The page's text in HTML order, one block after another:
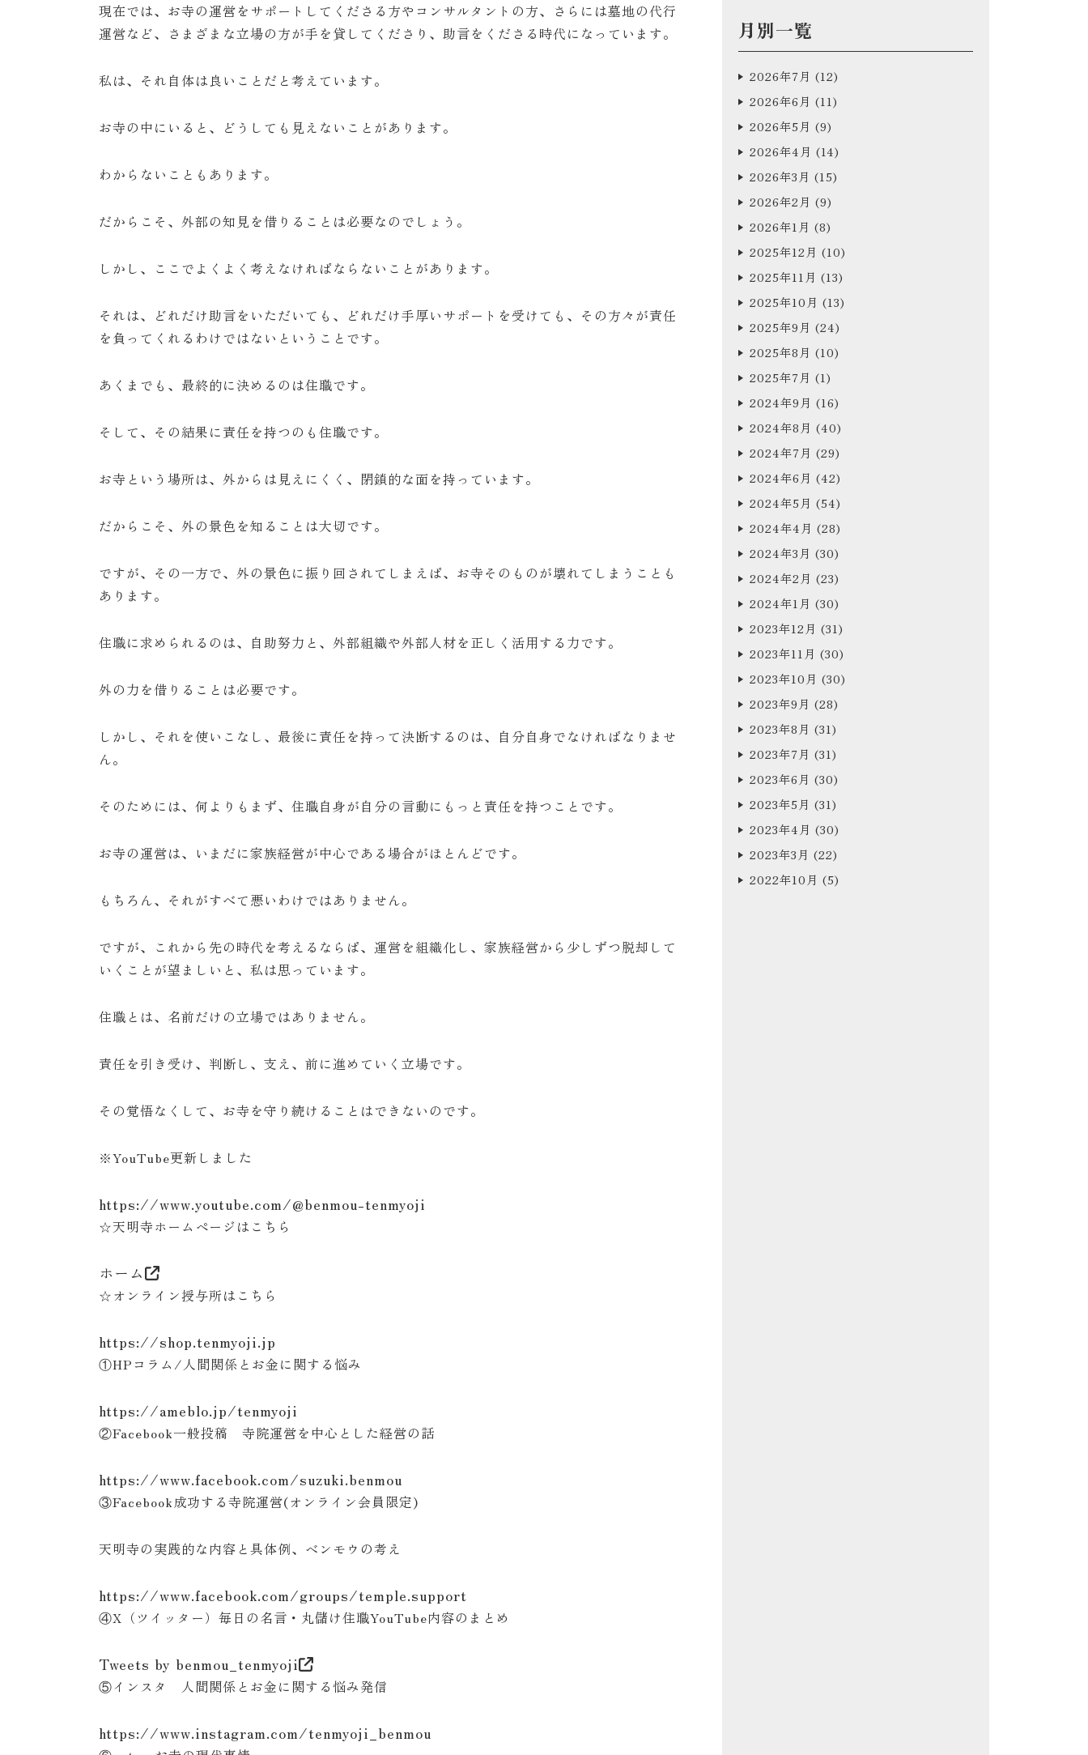
現在では、お寺の運営をサポートしてくださる方やコンサルタントの方、さらには墓地の代行
運営など、さまざまな立場の方が手を貸してくださり、助言をくださる時代になっています。
私は、それ自体は良いことだと考えています。
お寺の中にいると、どうしても見えないことがあります。
わからないこともあります。
だからこそ、外部の知見を借りることは必要なのでしょう。
しかし、ここでよくよく考えなければならないことがあります。
それは、どれだけ助言をいただいても、どれだけ手厚いサポートを受けても、その方々が責任
を負ってくれるわけではないということです。
あくまでも、最終的に決めるのは住職です。
そして、その結果に責任を持つのも住職です。
お寺という場所は、外からは見えにくく、閉鎖的な面を持っています。
だからこそ、外の景色を知ることは大切です。
ですが、その一方で、外の景色に振り回されてしまえば、お寺そのものが壊れてしまうことも
あります。
住職に求められるのは、自助努力と、外部組織や外部人材を正しく活用する力です。
外の力を借りることは必要です。
しかし、それを使いこなし、最後に責任を持って決断するのは、自分自身でなければなりませ
ん。
そのためには、何よりもまず、住職自身が自分の言動にもっと責任を持つことです。
お寺の運営は、いまだに家族経営が中心である場合がほとんどです。
もちろん、それがすべて悪いわけではありません。
ですが、これから先の時代を考えるならば、運営を組織化し、家族経営から少しずつ脱却して
いくことが望ましいと、私は思っています。
住職とは、名前だけの立場ではありません。
責任を引き受け、判断し、支え、前に進めていく立場です。
その覚悟なくして、お寺を守り続けることはできないのです。
※YouTube更新しました
https://www.youtube.com/@benmou-tenmyoji
☆天明寺ホームページはこちら
ホーム
☆オンライン授与所はこちら
https://shop.tenmyoji.jp
①HPコラム/人間関係とお金に関する悩み
https://ameblo.jp/tenmyoji
②Facebook一般投稿 寺院運営を中心とした経営の話
https://www.facebook.com/suzuki.benmou
③Facebook成功する寺院運営(オンライン会員限定)
天明寺の実践的な内容と具体例、ベンモウの考え
https://www.facebook.com/groups/temple.support
④X（ツイッター）毎日の名言・丸儲け住職YouTube内容のまとめ
Tweets by benmou_tenmyoji
⑤インスタ 人間関係とお金に関する悩み発信
https://www.instagram.com/tenmyoji_benmou
月別一覧
2026年7月 (12)
2026年6月 (11)
2026年5月 (9)
2026年4月 (14)
2026年3月 (15)
2026年2月 (9)
2026年1月 (8)
2025年12月 (10)
2025年11月 (13)
2025年10月 (13)
2025年9月 (24)
2025年8月 (10)
2025年7月 (1)
2024年9月 (16)
2024年8月 (40)
2024年7月 (29)
2024年6月 (42)
2024年5月 (54)
2024年4月 (28)
2024年3月 (30)
2024年2月 (23)
2024年1月 (30)
2023年12月 (31)
2023年11月 (30)
2023年10月 (30)
2023年9月 (28)
2023年8月 (31)
2023年7月 (31)
2023年6月 (30)
2023年5月 (31)
2023年4月 (30)
2023年3月 (22)
2022年10月 (5)